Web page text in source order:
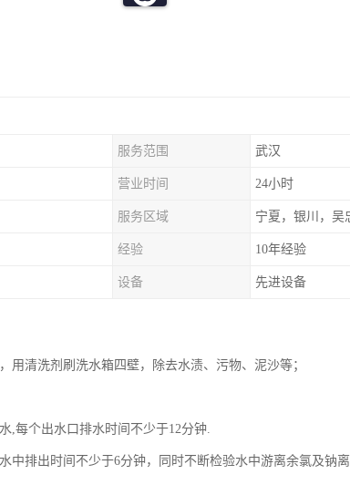
服务范围 武汉
营业时间 24小时
服务区域
经验 10年经验
设备 先进设备
用清洗剂刷洗水箱四壁，除去水渍、污物、泥沙等；
,每个出水口排水时间不少于12分钟.
中排出时间不少于6分钟，同时不断检验水中游离余氯及钠